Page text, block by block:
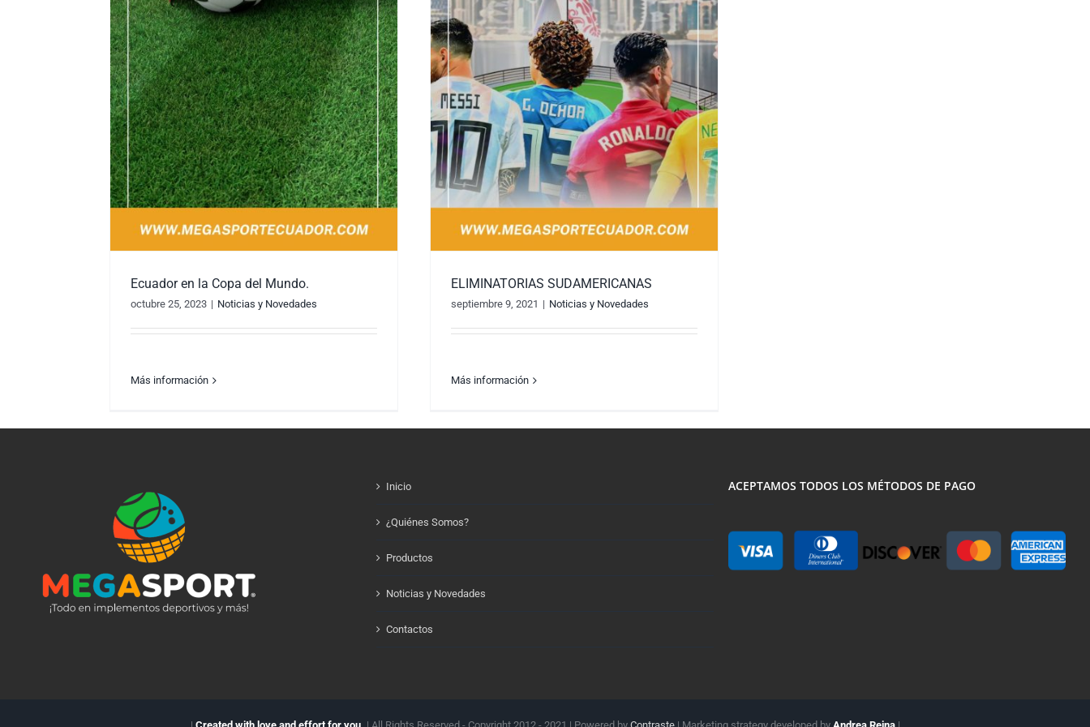
Ecuador en la Copa del Mundo.
octubre 25, 2023 | Noticias y Novedades
Más información
ELIMINATORIAS SUDAMERICANAS
septiembre 9, 2021 | Noticias y Novedades
Más información
Inicio
¿Quiénes Somos?
Productos
Noticias y Novedades
Contactos
ACEPTAMOS TODOS LOS MÉTODOS DE PAGO